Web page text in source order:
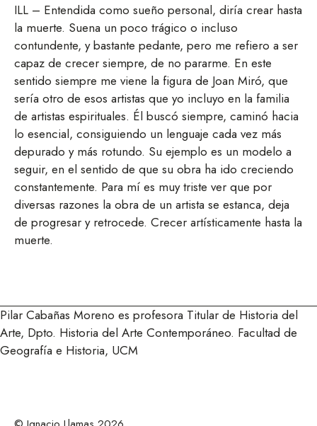
ILL – Entendida como sueño personal, diría crear hasta
la muerte. Suena un poco trágico o incluso
contundente, y bastante pedante, pero me refiero a ser
capaz de crecer siempre, de no pararme. En este
sentido siempre me viene la figura de Joan Miró, que
sería otro de esos artistas que yo incluyo en la familia
de artistas espirituales. Él buscó siempre, caminó hacia
lo esencial, consiguiendo un lenguaje cada vez más
depurado y más rotundo. Su ejemplo es un modelo a
seguir, en el sentido de que su obra ha ido creciendo
constantemente. Para mí es muy triste ver que por
diversas razones la obra de un artista se estanca, deja
de progresar y retrocede. Crecer artísticamente hasta la
muerte.
Pilar Cabañas Moreno es profesora Titular de Historia del
Arte, Dpto. Historia del Arte Contemporáneo. Facultad de
Geografía e Historia, UCM